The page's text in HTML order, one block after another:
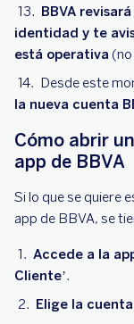
BBVA
identidad y te
está operativa
Desde este
la nueva cuenta
Cómo abrir
app de BBVA
Si lo que se quiere
app de BBVA, se
Accede a la
Cliente’.
Elige la cuenta